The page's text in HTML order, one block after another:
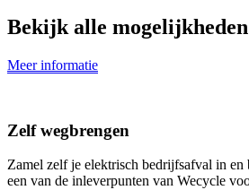
Bekijk alle mogelijkheden
Meer informatie
Zelf wegbrengen
Zamel zelf je elektrisch bedrijfsafval in en
een van de inleverpunten van Wecycle